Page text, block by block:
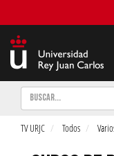
Buscar
TV URJC Todos